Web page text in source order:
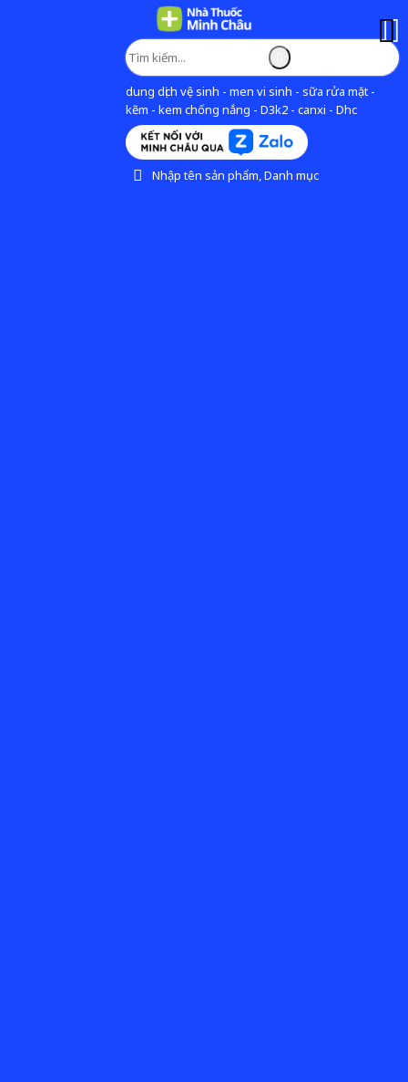
dung dịch vệ sinh - men vi sinh - sữa rửa mặt -
kẽm - kem chống nắng - D3k2 - canxi - Dhc
Nhập tên sản phẩm, Danh mục